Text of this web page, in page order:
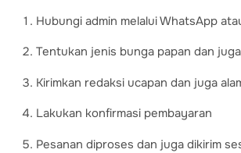
Hubungi admin melalui WhatsApp
Tentukan jenis bunga papan dan
Kirimkan redaksi ucapan dan juga
Lakukan konfirmasi pembayaran
Pesanan diproses dan juga dikirim